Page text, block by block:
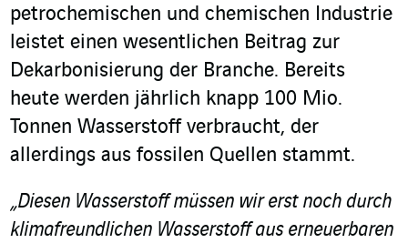
petrochemischen und chemischen Industrie
leistet einen wesentlichen Beitrag zur
Dekarbonisierung der Branche. Bereits
heute werden jährlich knapp 100 Mio.
Tonnen Wasserstoff verbraucht, der
allerdings aus fossilen Quellen stammt.
„Diesen Wasserstoff müssen wir erst noch durch
klimafreundlichen Wasserstoff aus erneuerbaren